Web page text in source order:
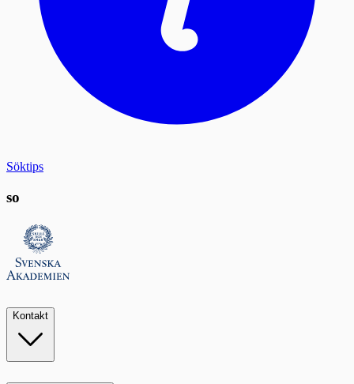
Söktips
so
Kontakt